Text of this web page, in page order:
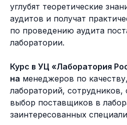
углубят теоретические
аудитов и получат
по проведению аудита
лаборатории.
Курс в УЦ «Лаборатория
на менеджеров по
лабораторий, сотрудников,
выбор поставщиков в
заинтересованных